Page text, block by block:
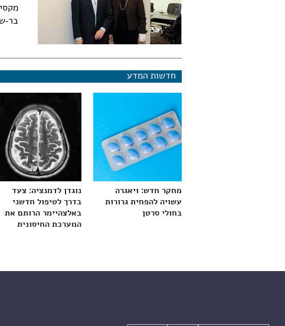
בר-
חדשות המדע
מחקר חדש: ויאגרה
עשויה להפחית גרורות
בחולי סרטן
נוגדן לדמנציה: צעד
בדרך לטיפול חדשני
באלצהיימר הרותם את
המערכת החיסונית